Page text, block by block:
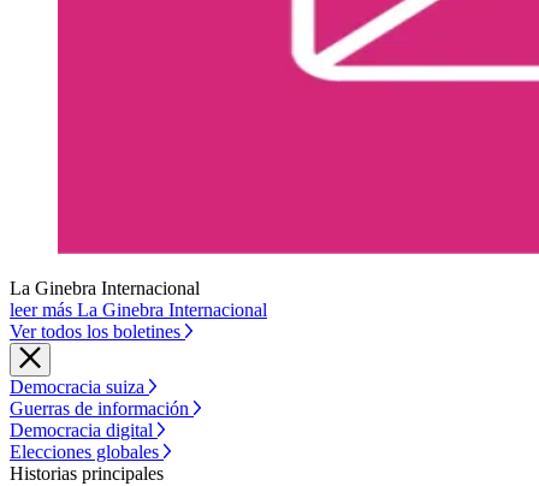
La Ginebra Internacional
leer más La Ginebra Internacional
Ver todos los boletines
Democracia suiza
Guerras de información
Democracia digital
Elecciones globales
Historias principales